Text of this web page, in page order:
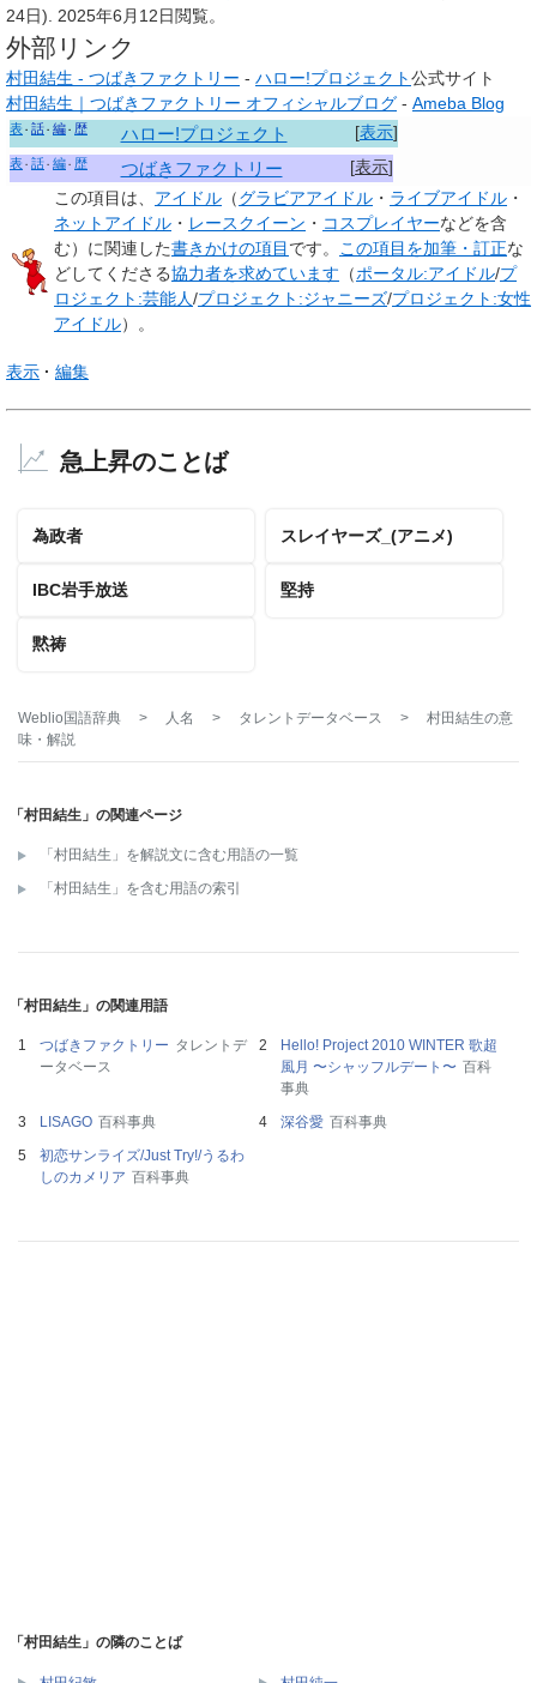
24日).
2025年6月12日閲覧。
外部リンク
村田結生 - つばきファクトリー - ハロー!プロジェクト公式サイト
村田結生｜つばきファクトリー オフィシャルブログ - Ameba Blog
[表示]
表 話 編 歴 ハロー!プロジェクト
[表示]
表 話 編 歴 つばきファクトリー
この項目は、 アイドル （グラビアアイドル ・ ライブアイドル ・
ネットアイドル ・ レースクイーン ・ コスプレイヤーなどを含
む）に関連した書きかけの項目 です。 この項目を加筆・訂正な
どしてくださる協力者を求めています （ポータル:アイドル/プ
ロジェクト:芸能人/プロジェクト:ジャニーズ/プロジェクト:女性
アイドル）。
表示 編集
急上昇のことば
為政者 スレイヤーズ_(アニメ)
IBC岩手放送 堅持
黙祷
Weblio国語辞典 > 人名 > タレントデータベース > 村田結生の意
味・解説
「村田結生」の関連ページ
「村田結生」を解説文に含む用語の一覧
「村田結生」を含む用語の索引
「村田結生」の関連用語
つばきファクトリー タレントデ
ータベース
Hello! Project 2010 WINTER 歌超
風月 〜シャッフルデート〜 百科
事典
LISAGO 百科事典 深谷愛 百科事典
初恋サンライズ/Just Try!/うるわ
しのカメリア 百科事典
「村田結生」の隣のことば